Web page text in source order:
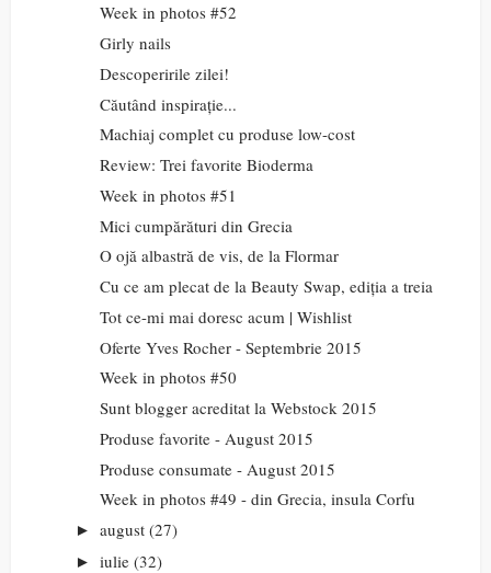
Week in photos #52
Girly nails
Descoperirile zilei!
Căutând inspirație...
Machiaj complet cu produse low-cost
Review: Trei favorite Bioderma
Week in photos #51
Mici cumpărături din Grecia
O ojă albastră de vis, de la Flormar
Cu ce am plecat de la Beauty Swap, ediția a treia
Tot ce-mi mai doresc acum | Wishlist
Oferte Yves Rocher - Septembrie 2015
Week in photos #50
Sunt blogger acreditat la Webstock 2015
Produse favorite - August 2015
Produse consumate - August 2015
Week in photos #49 - din Grecia, insula Corfu
► august (27)
► iulie (32)